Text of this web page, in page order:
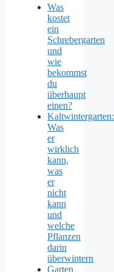
Was
kostet
ein
Schrebergarten
und
wie
bekommst
du
überhaupt
einen?
Kaltwintergarten:
Was
er
wirklich
kann,
was
er
nicht
kann
und
welche
Pflanzen
darin
überwintern
Garten